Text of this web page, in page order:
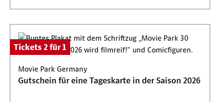
Tickets 2 für 1
Movie Park Germany
Gutschein für eine Tageskarte in der Saison 2026